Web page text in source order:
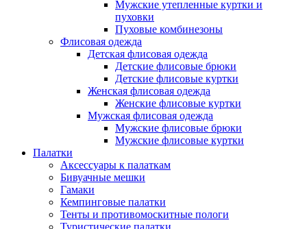
Мужские утепленные куртки и
пуховки
Пуховые комбинезоны
Флисовая одежда
Детская флисовая одежда
Детские флисовые брюки
Детские флисовые куртки
Женская флисовая одежда
Женские флисовые куртки
Мужская флисовая одежда
Мужские флисовые брюки
Мужские флисовые куртки
Палатки
Аксессуары к палаткам
Бивуачные мешки
Гамаки
Кемпинговые палатки
Тенты и противомоскитные пологи
Туристические палатки